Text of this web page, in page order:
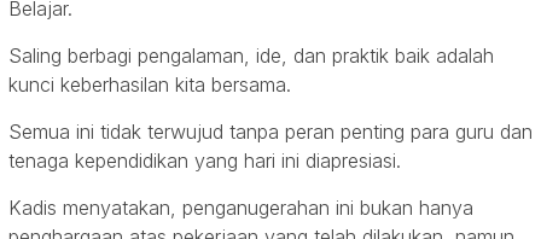
Belajar.
Saling berbagi pengalaman, ide, dan praktik baik adalah
kunci keberhasilan kita bersama.
Semua ini tidak terwujud tanpa peran penting para guru dan
tenaga kependidikan yang hari ini diapresiasi.
Kadis menyatakan, penganugerahan ini bukan hanya